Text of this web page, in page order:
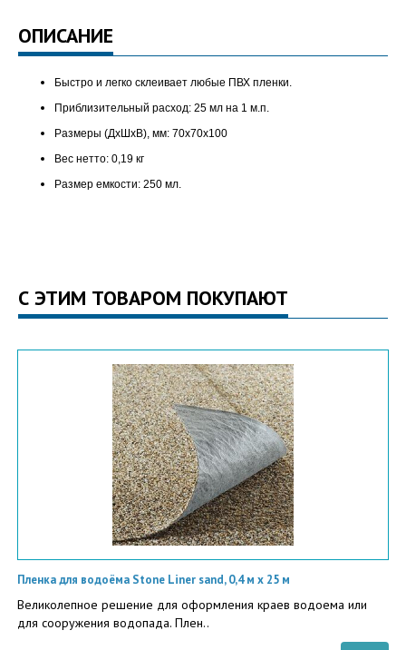
ОПИСАНИЕ
Быстро и легко склеивает любые ПВХ пленки.
Приблизительный расход: 25 мл на 1 м.п.
Размеры (ДхШхВ), мм: 70х70х100
Вес нетто: 0,19 кг
Размер емкости: 250 мл.
С ЭТИМ ТОВАРОМ ПОКУПАЮТ
Пленка для водоёма Stone Liner sand, 0,4 м х 25 м
Великолепное решение для оформления краев водоема или
для сооружения водопада. Плен..